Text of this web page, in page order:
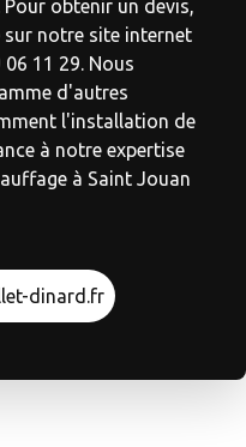
obtenir un devis,
notre site internet
11 29. Nous
d'autres
l'installation de
à notre expertise
à Saint Jouan
dinard.fr